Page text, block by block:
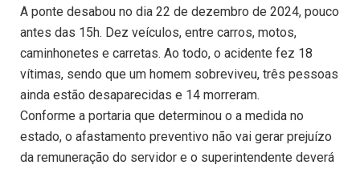
A ponte desabou no dia 22 de dezembro de 2024, pouco
antes das 15h. Dez veículos, entre carros, motos,
caminhonetes e carretas. Ao todo, o acidente fez 18
vítimas, sendo que um homem sobreviveu, três pessoas
ainda estão desaparecidas e 14 morreram.
Conforme a portaria que determinou o a medida no
estado, o afastamento preventivo não vai gerar prejuízo
da remuneração do servidor e o superintendente deverá